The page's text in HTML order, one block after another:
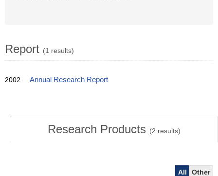
Report (1 results)
2002 Annual Research Report
Research Products (2 results)
All
Other